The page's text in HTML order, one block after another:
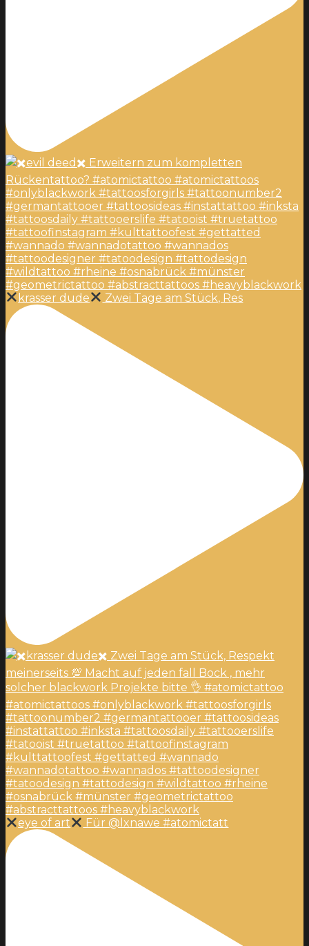
krasser dude Zwei Tage am Stück, Res
eye of art Für @lxnawe #atomictatt